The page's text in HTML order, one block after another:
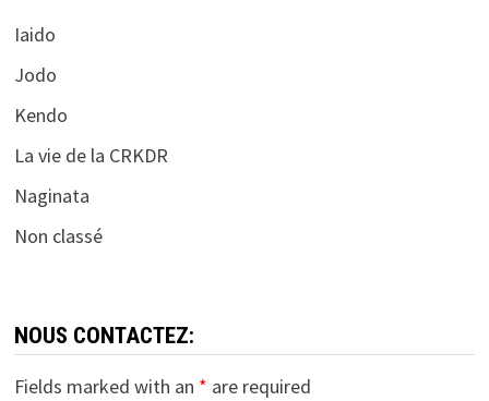
Iaido
Jodo
Kendo
La vie de la CRKDR
Naginata
Non classé
NOUS CONTACTEZ:
Fields marked with an * are required